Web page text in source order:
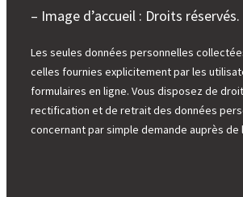
– Image d’accueil : Droits réservés.
Les seules données personnelles
celles fournies explicitement par les
formulaires en ligne. Vous disposez de
rectification et de retrait des données
concernant par simple demande auprès de